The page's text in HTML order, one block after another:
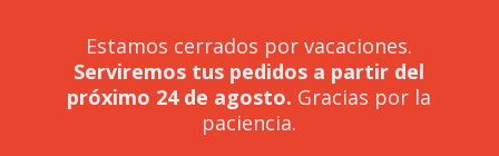
Estamos cerrados por vacaciones.
Serviremos tus pedidos a partir del
próximo 24 de agosto. Gracias por la
paciencia.